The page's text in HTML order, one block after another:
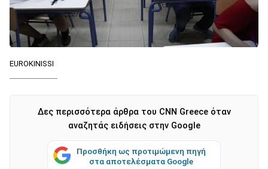
ΕUROKINISSI
Δες περισσότερα άρθρα του CNN Greece όταν
αναζητάς ειδήσεις στην Google
Προσθήκη ως προτιμώμενη πηγή
στα αποτελέσματα Google